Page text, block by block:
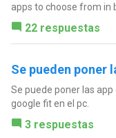
apps to choose from in
22 respuestas
Se pueden poner
Se puede poner las
google fit en el pc.
3 respuestas